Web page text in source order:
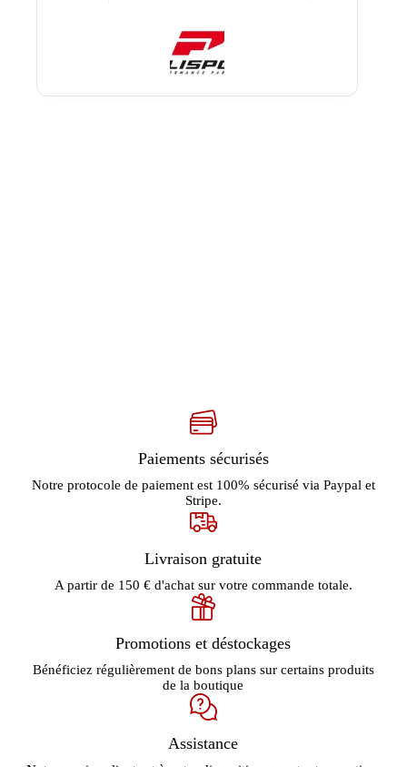
peuvent
Paiements sécurisés
Notre protocole de paiement est 100% sécurisé via Paypal et
Stripe.
Livraison gratuite
A partir de 150 € d'achat sur votre commande totale.
Promotions et déstockages
Bénéficiez régulièrement de bons plans sur certains produits
de la boutique
Assistance